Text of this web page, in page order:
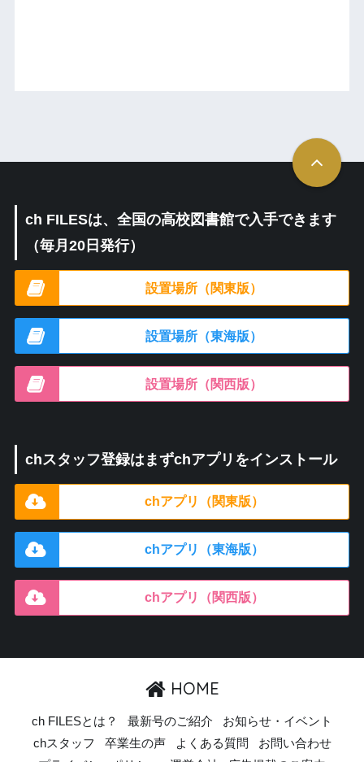
ch FILESは、全国の高校図書館で入手できます
（毎月20日発行）
設置場所（関東版）
設置場所（東海版）
設置場所（関西版）
chスタッフ登録はまずchアプリをインストール
chアプリ（関東版）
chアプリ（東海版）
chアプリ（関西版）
HOME
ch FILESとは？ 最新号のご紹介
お知らせ・イベント
chスタッフ
卒業生の声 よくある質問
お問い合わせ